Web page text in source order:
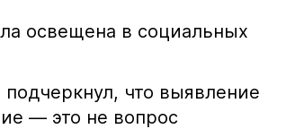
освещена в социальных
что выявление
— это не вопрос